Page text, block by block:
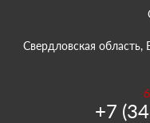
Свердловская область,
+7